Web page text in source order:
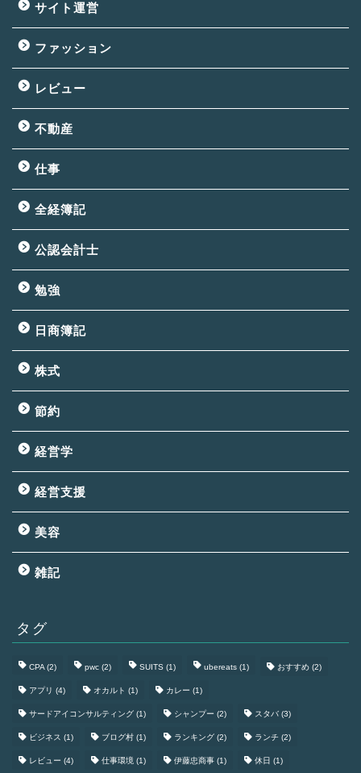
サイト運営
ファッション
レビュー
不動産
仕事
全経簿記
公認会計士
勉強
日商簿記
株式
節約
経営学
経営支援
美容
雑記
タグ
CPA (2) pwc (2) SUITS (1) ubereats (1) おすすめ (2)
アプリ (4) オカルト (1) カレー (1)
サードアイコンサルティング (1) シャンプー (2) スタバ (3)
ビジネス (1) ブログ村 (1) ランキング (2) ランチ (2)
レビュー (4) 仕事環境 (1) 伊藤忠商事 (1) 休日 (1)